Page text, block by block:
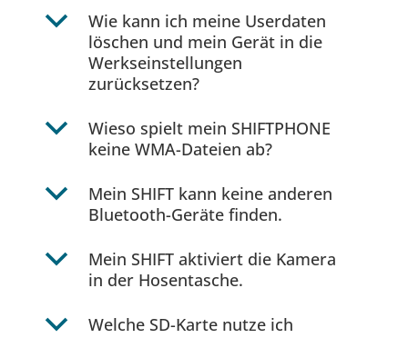
b
Wie kann ich meine Userdaten
löschen und mein Gerät in die
Werkseinstellungen
zurücksetzen?
b
Wieso spielt mein SHIFTPHONE
keine WMA-Dateien ab?
b
Mein SHIFT kann keine anderen
Bluetooth-Geräte finden.
b
Mein SHIFT aktiviert die Kamera
in der Hosentasche.
b
Welche SD-Karte nutze ich